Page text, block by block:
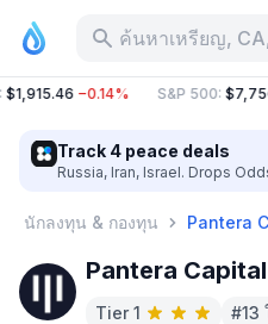
ค้นหาเหรียญ,
−0.14% S&P 500:
Track 4 peace deals
Russia, Iran, Israel. Drops
นักลงทุน & กองทุน Pantera
Pantera Capital
Tier 1 #13